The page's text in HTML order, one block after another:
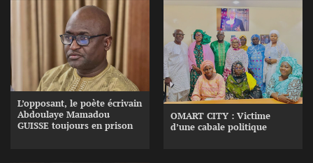
L’opposant, le poète écrivain
Abdoulaye Mamadou
GUISSE toujours en prison
OMART CITY : Victime
d’une cabale politique